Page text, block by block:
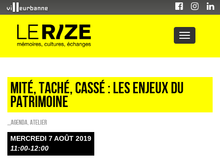
Mité, taché, cassé : les enjeux du
patrimoine
_Agenda Atelier
MERCREDI 7 AOÛT 2019
11:00-12:00